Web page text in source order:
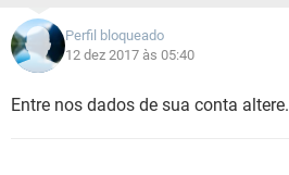
Perfil bloqueado
12 dez 2017 às 05:40
Entre nos dados de sua conta altere.